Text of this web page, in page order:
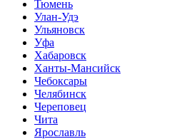
Тюмень
Улан-Удэ
Ульяновск
Уфа
Хабаровск
Ханты-Мансийск
Чебоксары
Челябинск
Череповец
Чита
Ярославль